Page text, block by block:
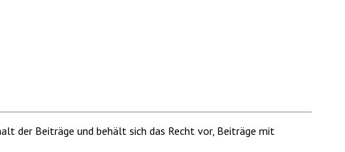
der Beiträge und behält sich das Recht vor, Beiträge mit